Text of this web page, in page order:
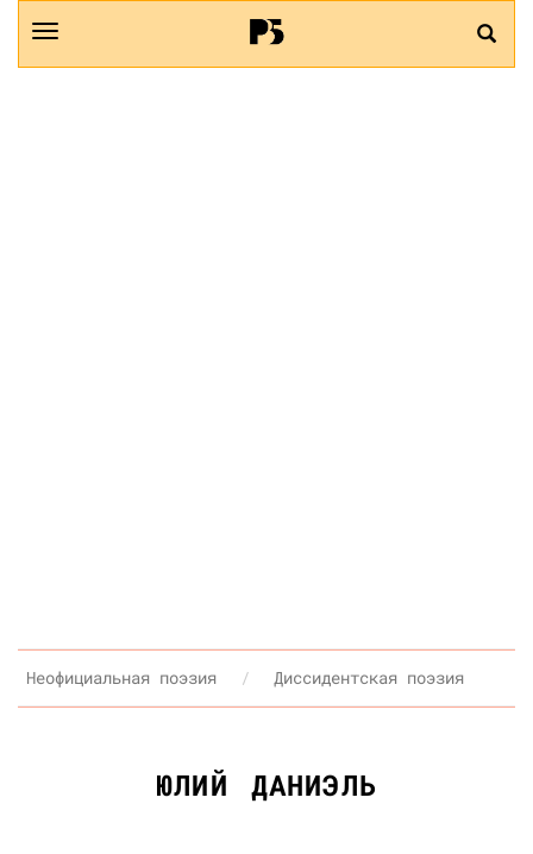
Неофициальная поэзия Диссидентская поэзия
ЮЛИЙ ДАНИЭЛЬ